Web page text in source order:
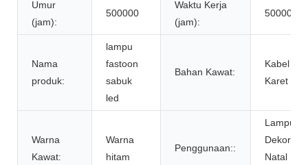
Umur
(jam):
500000
Waktu Kerja
(jam):
50000
Nama
produk:
lampu
fastoon
sabuk
led
Bahan Kawat:
Kabel
Karet
Warna
Kawat:
Warna
hitam
Penggunaan::
Lampu
Dekorasi
Natal